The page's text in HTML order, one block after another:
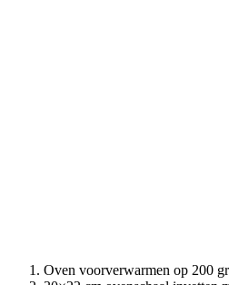
Oven voorverwarmen op 200